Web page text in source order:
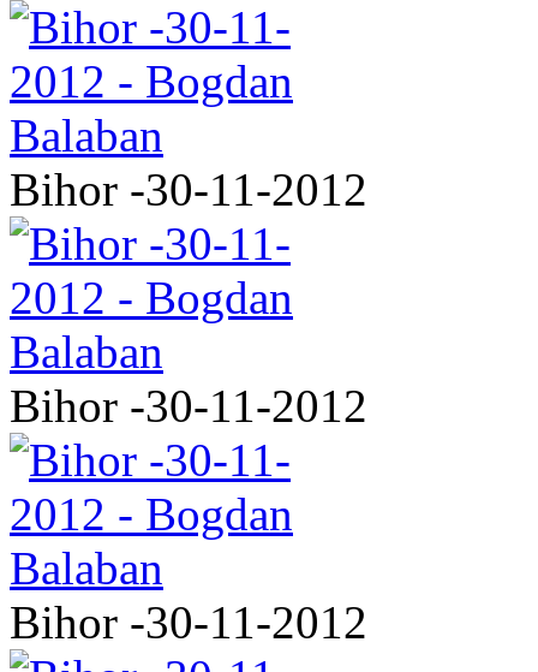
Bihor -30-11-2012
Bihor -30-11-2012
Bihor -30-11-2012